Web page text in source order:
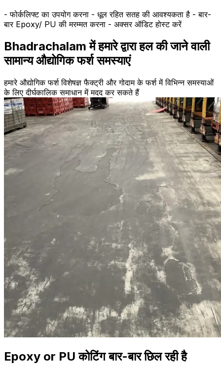
- फोर्कलिफ्ट का उपयोग करना - धूल रहित सतह की आवश्यकता है - बार-
बार Epoxy/ PU की मरम्मत करना - अक्सर ऑडिट होस्ट करें
Bhadrachalam में हमारे द्वारा हल की जाने वाली
सामान्य औद्योगिक फर्श समस्याएं
हमारे औद्योगिक फर्श विशेषज्ञ फैक्ट्री और गोदाम के फर्श में विभिन्न समस्याओं
के लिए दीर्घकालिक समाधान में मदद कर सकते हैं
Epoxy or PU कोटिंग बार-बार छिल रही है